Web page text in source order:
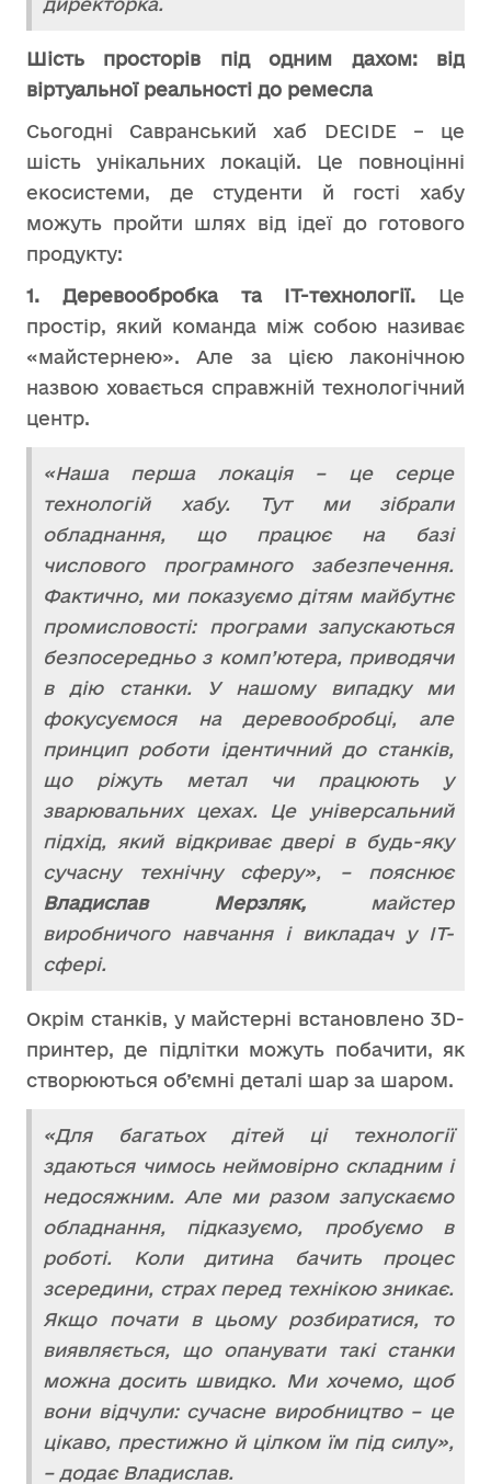
Шість просторів під одним дахом: від
віртуальної реальності до ремесла
Сьогодні Савранський хаб DECIDE – це
шість унікальних локацій. Це повноцінні
екосистеми, де студенти й гості хабу
можуть пройти шлях від ідеї до готового
продукту:
1. Деревообробка та IT-технології. Це
простір, який команда між собою називає
«майстернею». Але за цією лаконічною
назвою ховається справжній технологічний
центр.
«Наша перша локація – це серце
технологій хабу. Тут ми зібрали
обладнання, що працює на базі
числового програмного забезпечення.
Фактично, ми показуємо дітям майбутнє
промисловості: програми запускаються
безпосередньо з комп’ютера, приводячи
в дію станки. У нашому випадку ми
фокусуємося на деревообробці, але
принцип роботи ідентичний до станків,
що ріжуть метал чи працюють у
зварювальних цехах. Це універсальний
підхід, який відкриває двері в будь-яку
сучасну технічну сферу», – пояснює
Владислав Мерзляк, майстер
виробничого навчання і викладач у ІТ-
сфері.
Окрім станків, у майстерні встановлено 3D-
принтер, де підлітки можуть побачити, як
створюються об’ємні деталі шар за шаром.
«Для багатьох дітей ці технології
здаються чимось неймовірно складним і
недосяжним. Але ми разом запускаємо
обладнання, підказуємо, пробуємо в
роботі. Коли дитина бачить процес
зсередини, страх перед технікою зникає.
Якщо почати в цьому розбиратися, то
виявляється, що опанувати такі станки
можна досить швидко. Ми хочемо, щоб
вони відчули: сучасне виробництво – це
цікаво, престижно й цілком їм під силу»,
– додає Владислав.